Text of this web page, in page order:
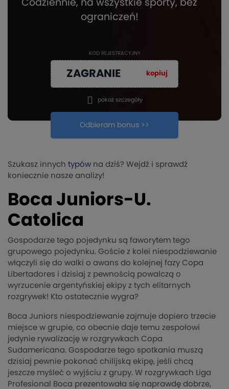
Codziennie, na wszystkie sporty, bez
ograniczeń!
KOD REJESTRACYJNY
ZAGRANIE kopiuj
Odbieram bonus >>
pokaż szczegóły
Szukasz innych typów na dziś? Wejdź i sprawdź
koniecznie nasze analizy!
Boca Juniors-U.
Catolica
Gospodarze tego pojedynku są faworytem tego
grupowego pojedynku. Goście z kolei niespodziewanie
włączyli się do walki o awans do kolejnej fazy Copa
Libertadores i dzisiaj z pewnością powalczą o
wyrzucenie argentyńskiej ekipy z tych elitarnych
rozgrywek! Kto ostatecznie wygra?
Boca Juniors niespodziewanie zajmuje dopiero trzecie
miejsce w grupie, co obecnie daje temu zespołowi
jedynie rywalizację w rozgrywkach Copa
Sudamericana. Gospodarze tego spotkania muszą
dzisiaj pewnie pokonać chilijską ekipę, jeśli chcą
jeszcze myśleć o wyjściu z grupy. W rozgrywkach Liga
Profesional Boca prezentowała się naprawdę dobrze,